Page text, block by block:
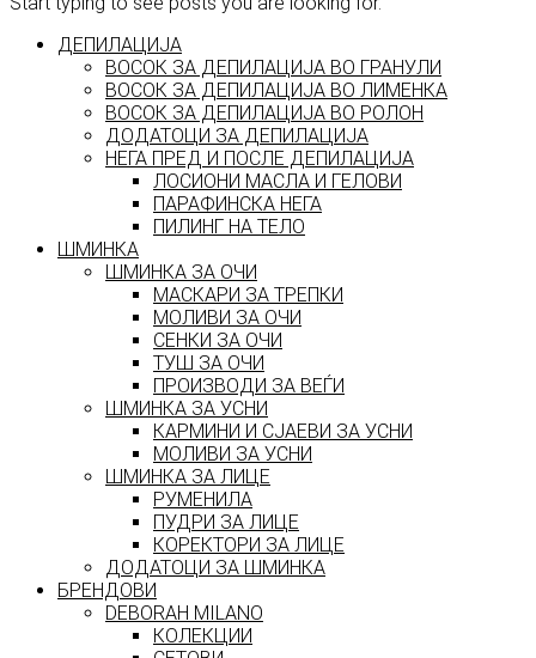
ДЕПИЛАЦИЈА
ВОСОК ЗА ДЕПИЛАЦИЈА ВО ГРАНУЛИ
ВОСОК ЗА ДЕПИЛАЦИЈА ВО ЛИМЕНКА
ВОСОК ЗА ДЕПИЛАЦИЈА ВО РОЛОН
ДОДАТОЦИ ЗА ДЕПИЛАЦИЈА
НЕГА ПРЕД И ПОСЛЕ ДЕПИЛАЦИЈА
ЛОСИОНИ МАСЛА И ГЕЛОВИ
ПАРАФИНСКА НЕГА
ПИЛИНГ НА ТЕЛО
ШМИНКА
ШМИНКА ЗА ОЧИ
МАСКАРИ ЗА ТРЕПКИ
МОЛИВИ ЗА ОЧИ
СЕНКИ ЗА ОЧИ
ТУШ ЗА ОЧИ
ПРОИЗВОДИ ЗА ВЕЃИ
ШМИНКА ЗА УСНИ
КАРМИНИ И СЈАЕВИ ЗА УСНИ
МОЛИВИ ЗА УСНИ
ШМИНКА ЗА ЛИЦЕ
РУМЕНИЛА
ПУДРИ ЗА ЛИЦЕ
КОРЕКТОРИ ЗА ЛИЦЕ
ДОДАТОЦИ ЗА ШМИНКА
БРЕНДОВИ
DEBORAH MILANO
КОЛЕКЦИИ